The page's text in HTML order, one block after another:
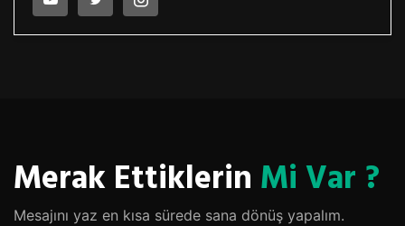
Merak Ettiklerin Mi Var ?
Mesajını yaz en kısa sürede sana dönüş yapalım.